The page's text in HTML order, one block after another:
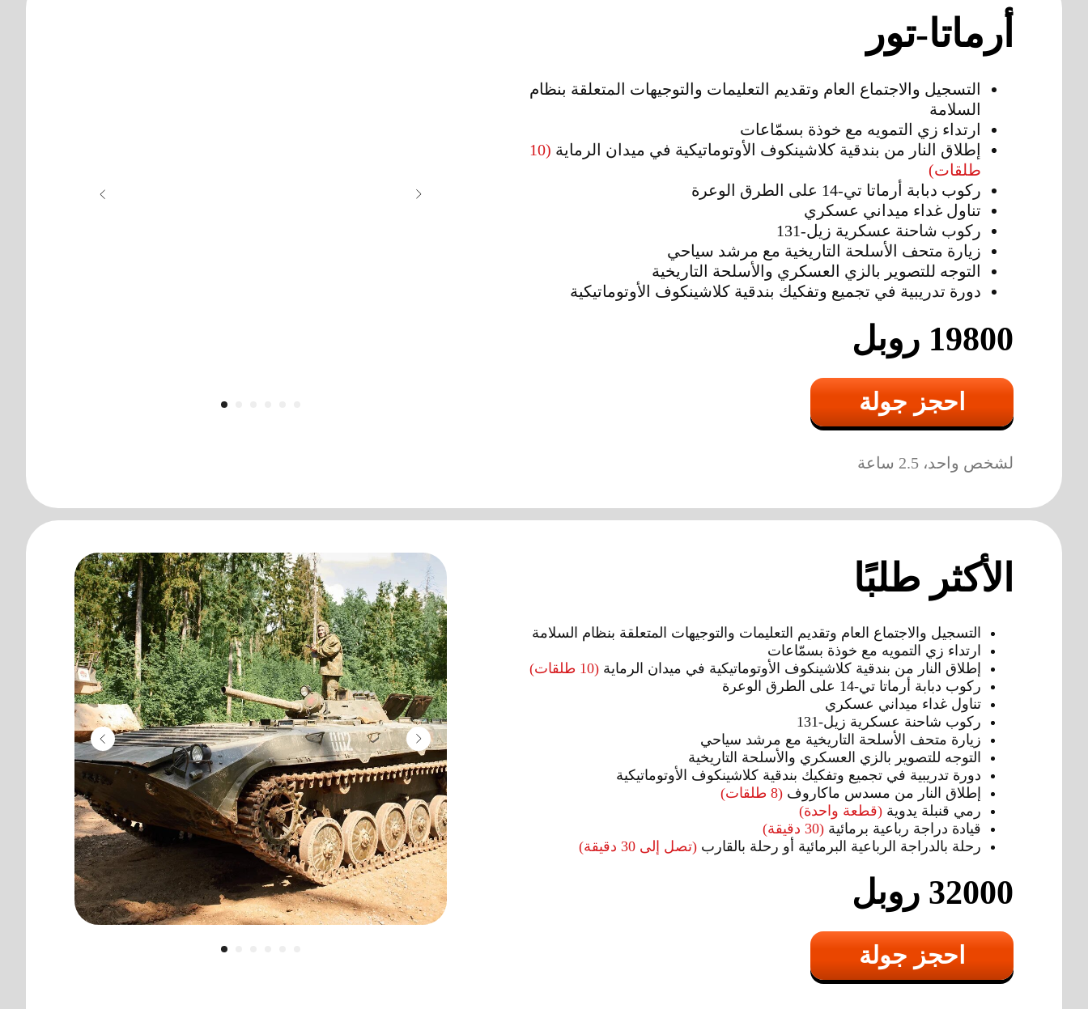
أرماتا-تور
التسجيل والاجتماع العام وتقديم التعليمات والتوجيهات المتعلقة بنظام
السلامة
ارتداء زي التمويه مع خوذة بسمّاعات
إطلاق النار من بندقية كلاشينكوف الأوتوماتيكية في ميدان الرماية (10
طلقات)
ركوب دبابة أرماتا تي-14 على الطرق الوعرة
تناول غداء ميداني عسكري
ركوب شاحنة عسكرية زيل-131
زيارة متحف الأسلحة التاريخية مع مرشد سياحي
التوجه للتصوير بالزي العسكري والأسلحة التاريخية
دورة تدريبية في تجميع وتفكيك بندقية كلاشينكوف الأوتوماتيكية
19800 روبل
احجز جولة
لشخص واحد، 2.5 ساعة
الأكثر طلبًا
التسجيل والاجتماع العام وتقديم التعليمات والتوجيهات المتعلقة بنظام السلامة
ارتداء زي التمويه مع خوذة بسمّاعات
إطلاق النار من بندقية كلاشينكوف الأوتوماتيكية في ميدان الرماية (10 طلقات)
ركوب دبابة أرماتا تي-14 على الطرق الوعرة
تناول غداء ميداني عسكري
ركوب شاحنة عسكرية زيل-131
زيارة متحف الأسلحة التاريخية مع مرشد سياحي
التوجه للتصوير بالزي العسكري والأسلحة التاريخية
دورة تدريبية في تجميع وتفكيك بندقية كلاشينكوف الأوتوماتيكية
إطلاق النار من مسدس ماكاروف (8 طلقات)
رمي قنبلة يدوية (قطعة واحدة)
قيادة دراجة رباعية برمائية (30 دقيقة)
رحلة بالدراجة الرباعية البرمائية أو رحلة بالقارب (تصل إلى 30 دقيقة)
32000 روبل
احجز جولة